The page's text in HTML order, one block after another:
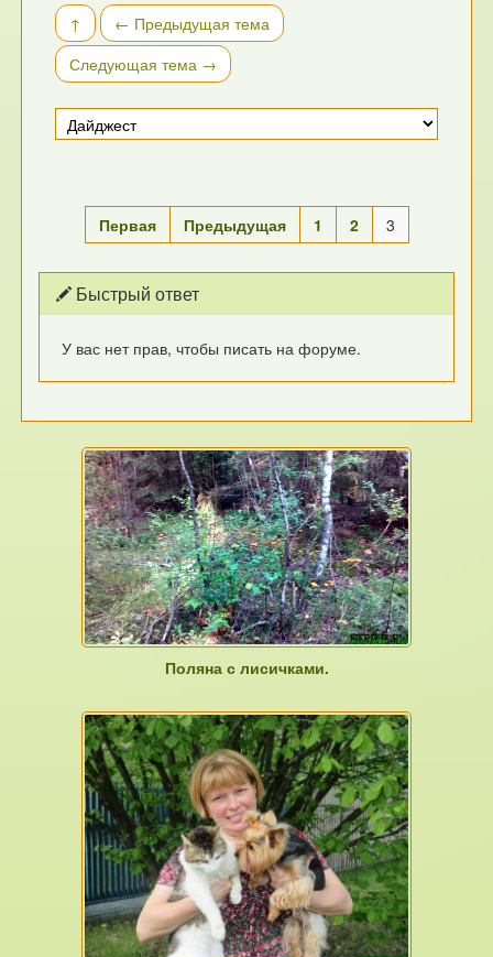
↑
← Предыдущая тема
Следующая тема →
Первая Предыдущая 1 2 3
Быстрый ответ
У вас нет прав, чтобы писать на форуме.
Поляна с лисичками.